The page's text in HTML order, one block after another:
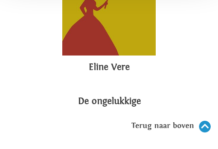
Eline Vere
De ongelukkige
Terug naar boven